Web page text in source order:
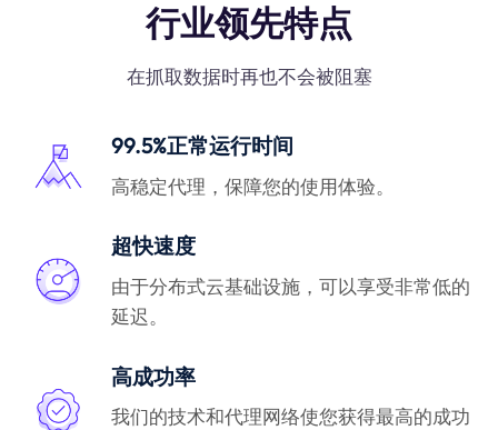
行业领先特点
在抓取数据时再也不会被阻塞
99.5%正常运行时间
高稳定代理，保障您的使用体验。
超快速度
由于分布式云基础设施，可以享受非常低的
延迟。
高成功率
我们的技术和代理网络使您获得最高的成功